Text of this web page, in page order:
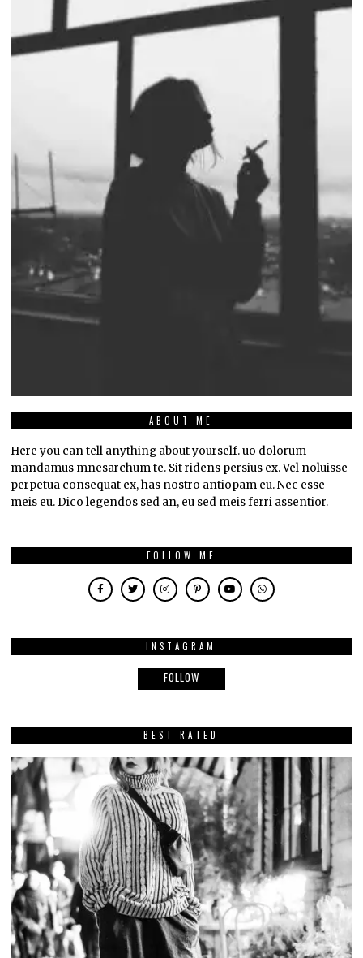
ABOUT ME
Here you can tell anything about yourself. uo dolorum
mandamus mnesarchum te. Sit ridens persius ex. Vel noluisse
perpetua consequat ex, has nostro antiopam eu. Nec esse
meis eu. Dico legendos sed an, eu sed meis ferri assentior.
FOLLOW ME
INSTAGRAM
FOLLOW
BEST RATED